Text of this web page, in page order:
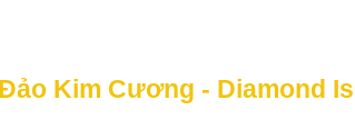
Kim Cương - Diamond